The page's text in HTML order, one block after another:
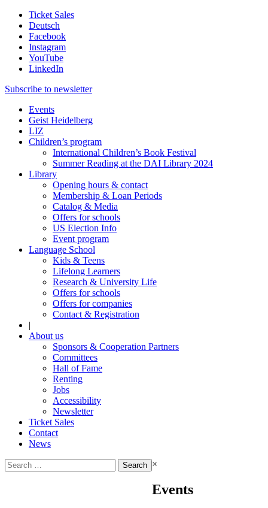
Ticket Sales
Deutsch
Facebook
Instagram
YouTube
LinkedIn
Subscribe to newsletter
Events
Geist Heidelberg
LIZ
Children’s program
International Children’s Book Festival
Summer Reading at the DAI Library 2024
Library
Opening hours & contact
Membership & Loan Periods
Catalog & Media
Offers for schools
US Election Info
Event program
Language School
Kids & Teens
Lifelong Learners
Research & University Life
Offers for schools
Offers for companies
Contact & Registration
|
About us
Sponsors & Cooperation Partners
Committees
Hall of Fame
Renting
Jobs
Accessibility
Newsletter
Ticket Sales
Contact
News
Search
for:
×
Events